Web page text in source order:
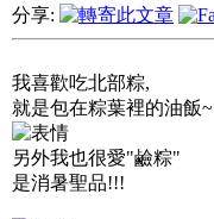
分享:
我喜歡吃北部粽,
就是包在粽葉裡的油飯~
另外我也很愛"鹼粽"
是消暑聖品!!!